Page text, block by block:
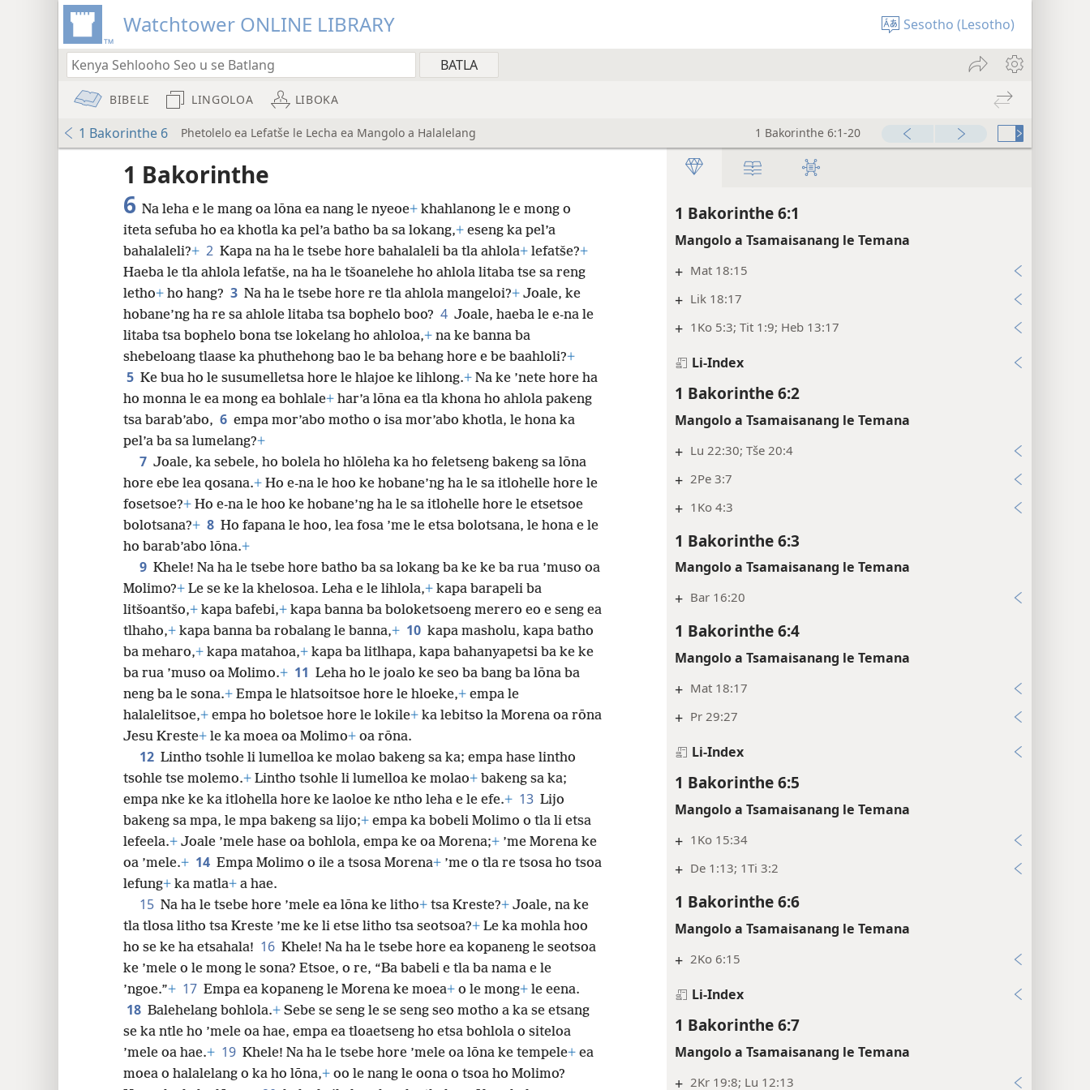
Watchtower ONLINE LIBRARY Sesotho (Lesotho)
BIBELE LINGOLOA LIBOKA
1 Bakorinthe 6 Phetolelo ea Lefatše le Lecha ea Mangolo a Halalelang 1 Bakorinthe 6:1-20
1 Bakorinthe 6:1
Mangolo a Tsamaisanang le Temana
+ Mat 18:15
+ Lik 18:17
+ 1Ko 5:3; Tit 1:9; Heb 13:17
Li-Index
1 Bakorinthe 6:2
Mangolo a Tsamaisanang le Temana
+ Lu 22:30; Tše 20:4
+ 2Pe 3:7
+ 1Ko 4:3
1 Bakorinthe 6:3
Mangolo a Tsamaisanang le Temana
+ Bar 16:20
1 Bakorinthe 6:4
Mangolo a Tsamaisanang le Temana
+ Mat 18:17
+ Pr 29:27
Li-Index
1 Bakorinthe 6:5
Mangolo a Tsamaisanang le Temana
+ 1Ko 15:34
+ De 1:13; 1Ti 3:2
1 Bakorinthe 6:6
Mangolo a Tsamaisanang le Temana
+ 2Ko 6:15
Li-Index
1 Bakorinthe 6:7
Mangolo a Tsamaisanang le Temana
+ 2Kr 19:8; Lu 12:13
1 Bakorinthe
6 Na leha e le mang oa lōna ea nang le nyeoe+ khahlanong le e mong o
iteta sefuba ho ea khotla ka pel’a batho ba sa lokang,+ eseng ka pel’a
bahalaleli?+ 2 Kapa na ha le tsebe hore bahalaleli ba tla ahlola+ lefatše?+
Haeba le tla ahlola lefatše, na ha le tšoanelehe ho ahlola litaba tse sa reng
letho+ ho hang? 3 Na ha le tsebe hore re tla ahlola mangeloi?+ Joale, ke
hobane’ng ha re sa ahlole litaba tsa bophelo boo? 4 Joale, haeba le e-na le
litaba tsa bophelo bona tse lokelang ho ahloloa,+ na ke banna ba
shebeloang tlaase ka phuthehong bao le ba behang hore e be baahloli?+
5 Ke bua ho le susumelletsa hore le hlajoe ke lihlong.+ Na ke ’nete hore ha
ho monna le ea mong ea bohlale+ har’a lōna ea tla khona ho ahlola pakeng
tsa barab’abo, 6 empa mor’abo motho o isa mor’abo khotla, le hona ka
pel’a ba sa lumelang?+
7 Joale, ka sebele, ho bolela ho hlōleha ka ho feletseng bakeng sa lōna
hore ebe lea qosana.+ Ho e-na le hoo ke hobane’ng ha le sa itlohelle hore le
fosetsoe?+ Ho e-na le hoo ke hobane’ng ha le sa itlohelle hore le etsetsoe
bolotsana?+ 8 Ho fapana le hoo, lea fosa ’me le etsa bolotsana, le hona e le
ho barab’abo lōna.+
9 Khele! Na ha le tsebe hore batho ba sa lokang ba ke ke ba rua ’muso oa
Molimo?+ Le se ke la khelosoa. Leha e le lihlola,+ kapa barapeli ba
litšoantšo,+ kapa bafebi,+ kapa banna ba boloketsoeng merero eo e seng ea
tlhaho,+ kapa banna ba robalang le banna,+ 10 kapa masholu, kapa batho
ba meharo,+ kapa matahoa,+ kapa ba litlhapa, kapa bahanyapetsi ba ke ke
ba rua ’muso oa Molimo.+ 11 Leha ho le joalo ke seo ba bang ba lōna ba
neng ba le sona.+ Empa le hlatsoitsoe hore le hloeke,+ empa le
halalelitsoe,+ empa ho boletsoe hore le lokile+ ka lebitso la Morena oa rōna
Jesu Kreste+ le ka moea oa Molimo+ oa rōna.
12 Lintho tsohle li lumelloa ke molao bakeng sa ka; empa hase lintho
tsohle tse molemo.+ Lintho tsohle li lumelloa ke molao+ bakeng sa ka;
empa nke ke ka itlohella hore ke laoloe ke ntho leha e le efe.+ 13 Lijo
bakeng sa mpa, le mpa bakeng sa lijo;+ empa ka bobeli Molimo o tla li etsa
lefeela.+ Joale ’mele hase oa bohlola, empa ke oa Morena;+ ’me Morena ke
oa ’mele.+ 14 Empa Molimo o ile a tsosa Morena+ ’me o tla re tsosa ho tsoa
lefung+ ka matla+ a hae.
15 Na ha le tsebe hore ’mele ea lōna ke litho+ tsa Kreste?+ Joale, na ke
tla tlosa litho tsa Kreste ’me ke li etse litho tsa seotsoa?+ Le ka mohla hoo
ho se ke ha etsahala! 16 Khele! Na ha le tsebe hore ea kopaneng le seotsoa
ke ’mele o le mong le sona? Etsoe, o re, “Ba babeli e tla ba nama e le
’ngoe.”+ 17 Empa ea kopaneng le Morena ke moea+ o le mong+ le eena.
18 Balehelang bohlola.+ Sebe se seng le se seng seo motho a ka se etsang
se ka ntle ho ’mele oa hae, empa ea tloaetseng ho etsa bohlola o siteloa
’mele oa hae.+ 19 Khele! Na ha le tsebe hore ’mele oa lōna ke tempele+ ea
moea o halalelang o ka ho lōna,+ oo le nang le oona o tsoa ho Molimo?